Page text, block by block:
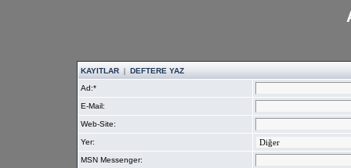
KAYITLAR | DEFTERE YAZ
Ad:*
E-Mail:
Web-Site:
Yer:
MSN Messenger: